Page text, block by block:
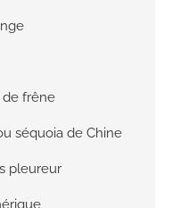
de frêne
séquoia de Chine
pleureur